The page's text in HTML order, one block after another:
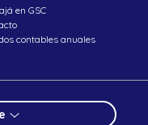
en GSC
contables anuales